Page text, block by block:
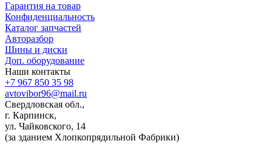
Гарантия на товар
Конфиденциальность
Каталог запчастей
Авторазбор
Шины и диски
Доп. оборудование
Наши контакты
+7 967 850 35 98
avtovibor96@mail.ru
Свердловская обл.,
г. Карпинск,
ул. Чайковского, 14
(за зданием Хлопкопрядильной Фабрики)